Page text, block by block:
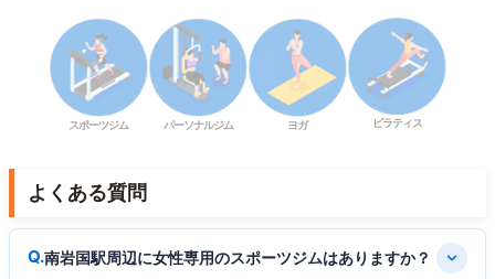
スポーツジム パーソナルジム ヨガ ピラティス
よくある質問
南岩国駅周辺に女性専用のスポーツジムはありますか？